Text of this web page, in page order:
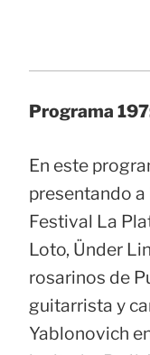
Programa
En este
presentando
Festival La
Loto, Ünder
rosarinos de
guitarrista y
Yablonovich